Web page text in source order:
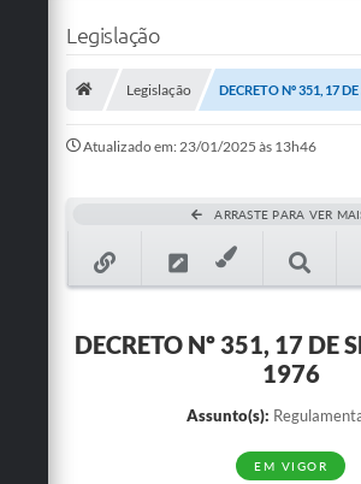
Mapa do Site
SIC
Legislação
Legislação DECRETO Nº 351, 17
Atualizado em: 23/01/2025 às 13h46
ARRASTE PARA VER
DECRETO Nº 351, 17 DE
1976
Assunto(s):
EM VIGOR